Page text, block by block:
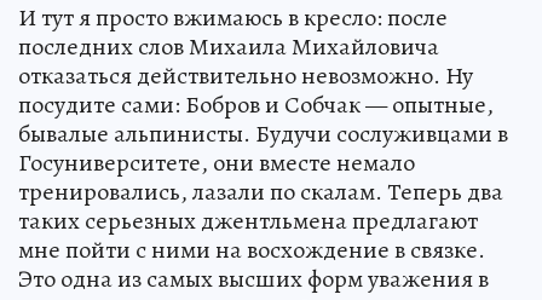
И тут я просто вжимаюсь в кресло: после
последних слов Михаила Михайловича
отказаться действительно невозможно. Ну
посудите сами: Бобров и Собчак — опытные,
бывалые альпинисты. Будучи сослуживцами в
Госуниверситете, они вместе немало
тренировались, лазали по скалам. Теперь два
таких серьезных джентльмена предлагают
мне пойти с ними на восхождение в связке.
Это одна из самых высших форм уважения в